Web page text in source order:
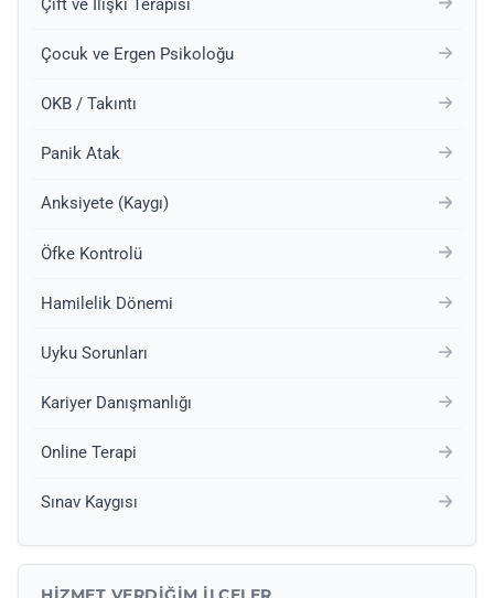
Çocuk ve Ergen Psikoloğu
OKB / Takıntı
Panik Atak
Anksiyete (Kaygı)
Öfke Kontrolü
Hamilelik Dönemi
Uyku Sorunları
Kariyer Danışmanlığı
Online Terapi
Sınav Kaygısı